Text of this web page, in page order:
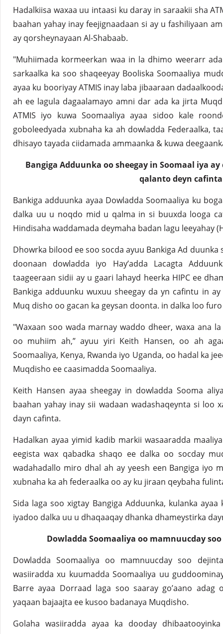
Hadalkiisa waxaa uu intaasi ku daray in saraakii sha
baahan yahay inay feejignaadaan si ay u fashiliyaan
ay qorsheynayaan Al-Shabaab.
"Muhiimada kormeerkan waa in la dhimo weerarr
sarkaalka ka soo shaqeeyay Booliska Soomaaliya
ayaa ku booriyay ATMIS inay laba jibaaraan
ah ee lagula dagaalamayo amni dar ada ka jirta
ATMIS iyo kuwa Soomaaliya ayaa sidoo kale
goboleedyada xubnaha ka ah dowladda Federaalka,
dhisayo tayada ciidamada ammaanka & kuwa
Bangiga Adduunka oo sheegay in Soomaal iya
qalanto deyn cafinta
Bankiga adduunka ayaa Dowladda Soomaaliya ku
dalka uu u noqdo mid u qalma in si buuxda looga
Hindisaha waddamada deymaha badan lagu leeyahay
Dhowrka bilood ee soo socda ayuu Bankiga Ad duunka
doonaan dowladda iyo Hay’adda Lacagta
taageeraan sidii ay u gaari lahayd heerka HIPC ee
Bankiga adduunku wuxuu sheegay da yn cafintu in
Muq disho oo gacan ka geysan doonta. in dalka loo
"Waxaan soo wada marnay waddo dheer, waxa ana
oo muhiim ah,” ayuu yiri Keith Hansen, oo ah
Soomaaliya, Kenya, Rwanda iyo Uganda, oo hadal ka
Muqdisho ee caasimadda Soomaaliya.
Keith Hansen ayaa sheegay in dowladda Sooma
baahan yahay inay sii wadaan wadashaqeynta si loo
dayn cafinta.
Hadalkan ayaa yimid kadib markii wasaaradda
eegista wax qabadka shaqo ee dalka oo socday
wadahadallo miro dhal ah ay yeesh een Bangiga iyo
xubnaha ka ah federaalka oo ay ku jiraan qeybaha
Sida laga soo xigtay Bangiga Adduunka, kulanka
iyadoo dalka uu u dhaqaaqay dhanka dhameystirka
Dowladda Soomaaliya oo mamnuucday
Dowladda Soomaaliya oo mamnuucday soo
wasiiradda xu kuumadda Soomaaliya uu
Barre ayaa Dorraad laga soo saaray go’aano
yaqaan bajaajta ee kusoo badanaya Muqdisho.
Golaha wasiiradda ayaa ka dooday